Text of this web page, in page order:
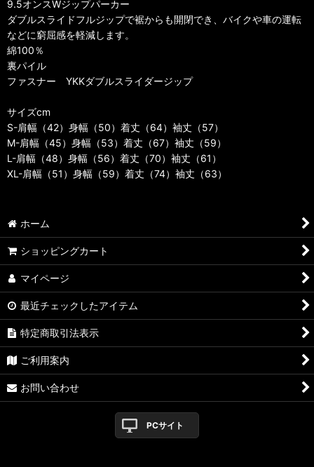
9.5オンスWジップパーカー
ダブルスライドフルジップで裾からも開閉でき、バイクや車の運転
などに窮屈感を軽減します。
綿100％
裏パイル
ファスナー YKKダブルスライダージップ
サイズcm
S-肩幅（42）身幅（50）着丈（64）袖丈（57）
M-肩幅（45）身幅（53）着丈（67）袖丈（59）
L-肩幅（48）身幅（56）着丈（70）袖丈（61）
XL-肩幅（51）身幅（59）着丈（74）袖丈（63）
ホーム
ショッピングカート
マイページ
最近チェックしたアイテム
特定商取引法表示
ご利用案内
お問い合わせ
PCサイト